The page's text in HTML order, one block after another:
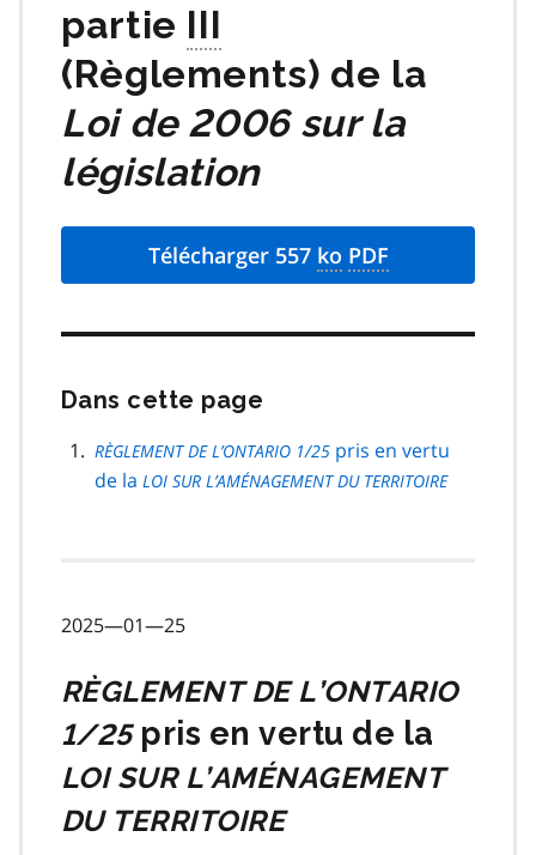
partie III
(Règlements) de la
Loi de 2006 sur la
législation
Télécharger 557 ko PDF
Dans cette page
navigation
page
RÈGLEMENT DE L’ONTARIO 1/25 pris en vertu
de la LOI SUR L’AMÉNAGEMENT DU TERRITOIRE
2025—01—25
RÈGLEMENT DE L’ONTARIO
1/25pris en vertu de la
LOI SUR L’AMÉNAGEMENT
DU TERRITOIRE